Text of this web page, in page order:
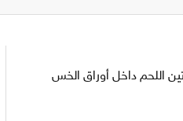
اللحم داخل أوراق الخس